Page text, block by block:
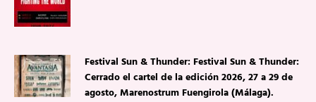
Festival Sun & Thunder: Festival Sun & Thunder:
Cerrado el cartel de la edición 2026, 27 a 29 de
agosto, Marenostrum Fuengirola (Málaga).